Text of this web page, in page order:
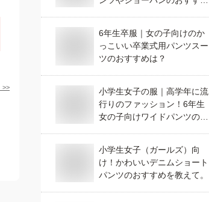
>>
6年生卒服｜女の子向けのか
っこいい卒業式用パンツスー
ツのおすすめは？
小学生女子の服｜高学年に流
行りのファッション！6年生
女の子向けワイドパンツのお
小学生女子（ガールズ）向
け！かわいいデニムショート
パンツのおすすめを教えて。